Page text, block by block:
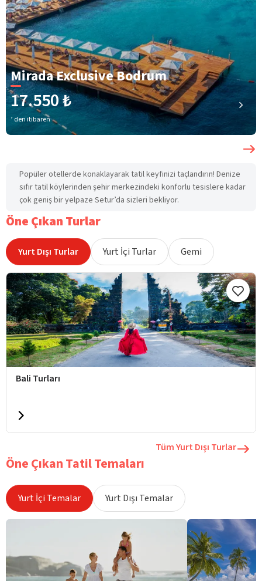
Mirada Exclusive Bodrum
17.550 ₺
’ den itibaren
Popüler otellerde konaklayarak tatil keyfinizi taçlandırın! Denize
sıfır tatil köylerinden şehir merkezindeki konforlu tesislere kadar
çok geniş bir yelpaze Setur’da sizleri bekliyor.
Öne Çıkan Turlar
Yurt Dışı Turlar Yurt İçi Turlar Gemi
Bali Turları
Tüm Yurt Dışı Turlar
Öne Çıkan Tatil Temaları
Yurt İçi Temalar Yurt Dışı Temalar